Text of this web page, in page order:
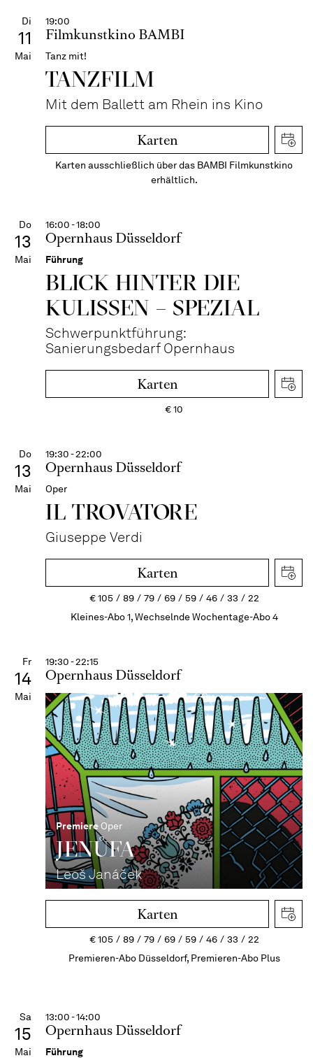
Di
11
Mai
19:00
Filmkunstkino BAMBI
Tanz mit!
TANZFILM
Mit dem Ballett am Rhein ins Kino
Karten
Karten ausschließlich über das BAMBI Filmkunstkino
erhältlich.
Do
13
Mai
16:00 - 18:00
Opernhaus Düsseldorf
Führung
BLICK HINTER DIE
KULISSEN – SPEZIAL
Schwerpunktführung:
Sanierungsbedarf Opernhaus
Karten
€10
Do
13
Mai
19:30 - 22:00
Opernhaus Düsseldorf
Oper
IL TROVA­TORE
Giuseppe Verdi
Karten
€105 89 79 69 59 46 33
22
Kleines-Abo 1, Wechselnde Wochentage-Abo 4
Fr
14
Mai
19:30 - 22:15
Opernhaus Düsseldorf
Premiere Oper
JENŮFA
Leoš Janáček
Karten
€105 89 79 69 59 46 33
22
Premieren-Abo Düsseldorf, Premieren-Abo Plus
Sa
15
Mai
13:00 - 14:00
Opernhaus Düsseldorf
Führung